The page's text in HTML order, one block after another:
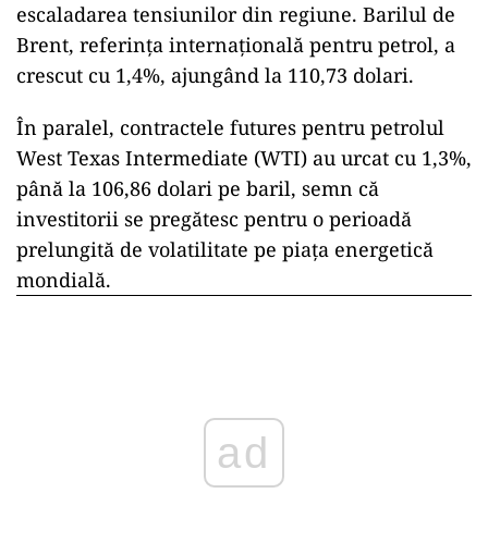
escaladarea tensiunilor din regiune. Barilul de
Brent, referința internațională pentru petrol, a
crescut cu 1,4%, ajungând la 110,73 dolari.
În paralel, contractele futures pentru petrolul
West Texas Intermediate (WTI) au urcat cu 1,3%,
până la 106,86 dolari pe baril, semn că
investitorii se pregătesc pentru o perioadă
prelungită de volatilitate pe piața energetică
mondială.
ad